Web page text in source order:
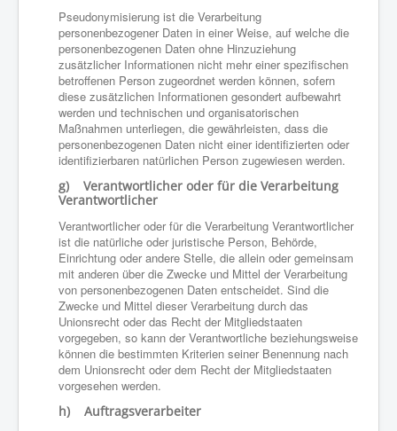
Pseudonymisierung ist die Verarbeitung
personenbezogener Daten in einer Weise, auf welche die
personenbezogenen Daten ohne Hinzuziehung
zusätzlicher Informationen nicht mehr einer spezifischen
betroffenen Person zugeordnet werden können, sofern
diese zusätzlichen Informationen gesondert aufbewahrt
werden und technischen und organisatorischen
Maßnahmen unterliegen, die gewährleisten, dass die
personenbezogenen Daten nicht einer identifizierten oder
identifizierbaren natürlichen Person zugewiesen werden.
g) Verantwortlicher oder für die Verarbeitung
Verantwortlicher
Verantwortlicher oder für die Verarbeitung Verantwortlicher
ist die natürliche oder juristische Person, Behörde,
Einrichtung oder andere Stelle, die allein oder gemeinsam
mit anderen über die Zwecke und Mittel der Verarbeitung
von personenbezogenen Daten entscheidet. Sind die
Zwecke und Mittel dieser Verarbeitung durch das
Unionsrecht oder das Recht der Mitgliedstaaten
vorgegeben, so kann der Verantwortliche beziehungsweise
können die bestimmten Kriterien seiner Benennung nach
dem Unionsrecht oder dem Recht der Mitgliedstaaten
vorgesehen werden.
h) Auftragsverarbeiter